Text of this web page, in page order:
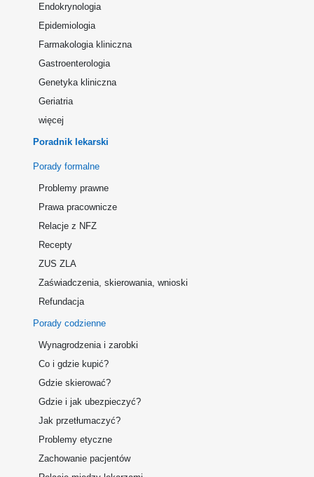
Endokrynologia
Epidemiologia
Farmakologia kliniczna
Gastroenterologia
Genetyka kliniczna
Geriatria
więcej
Poradnik lekarski
Porady formalne
Problemy prawne
Prawa pracownicze
Relacje z NFZ
Recepty
ZUS ZLA
Zaświadczenia, skierowania, wnioski
Refundacja
Porady codzienne
Wynagrodzenia i zarobki
Co i gdzie kupić?
Gdzie skierować?
Gdzie i jak ubezpieczyć?
Jak przetłumaczyć?
Problemy etyczne
Zachowanie pacjentów